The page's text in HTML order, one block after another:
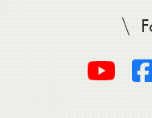
オ